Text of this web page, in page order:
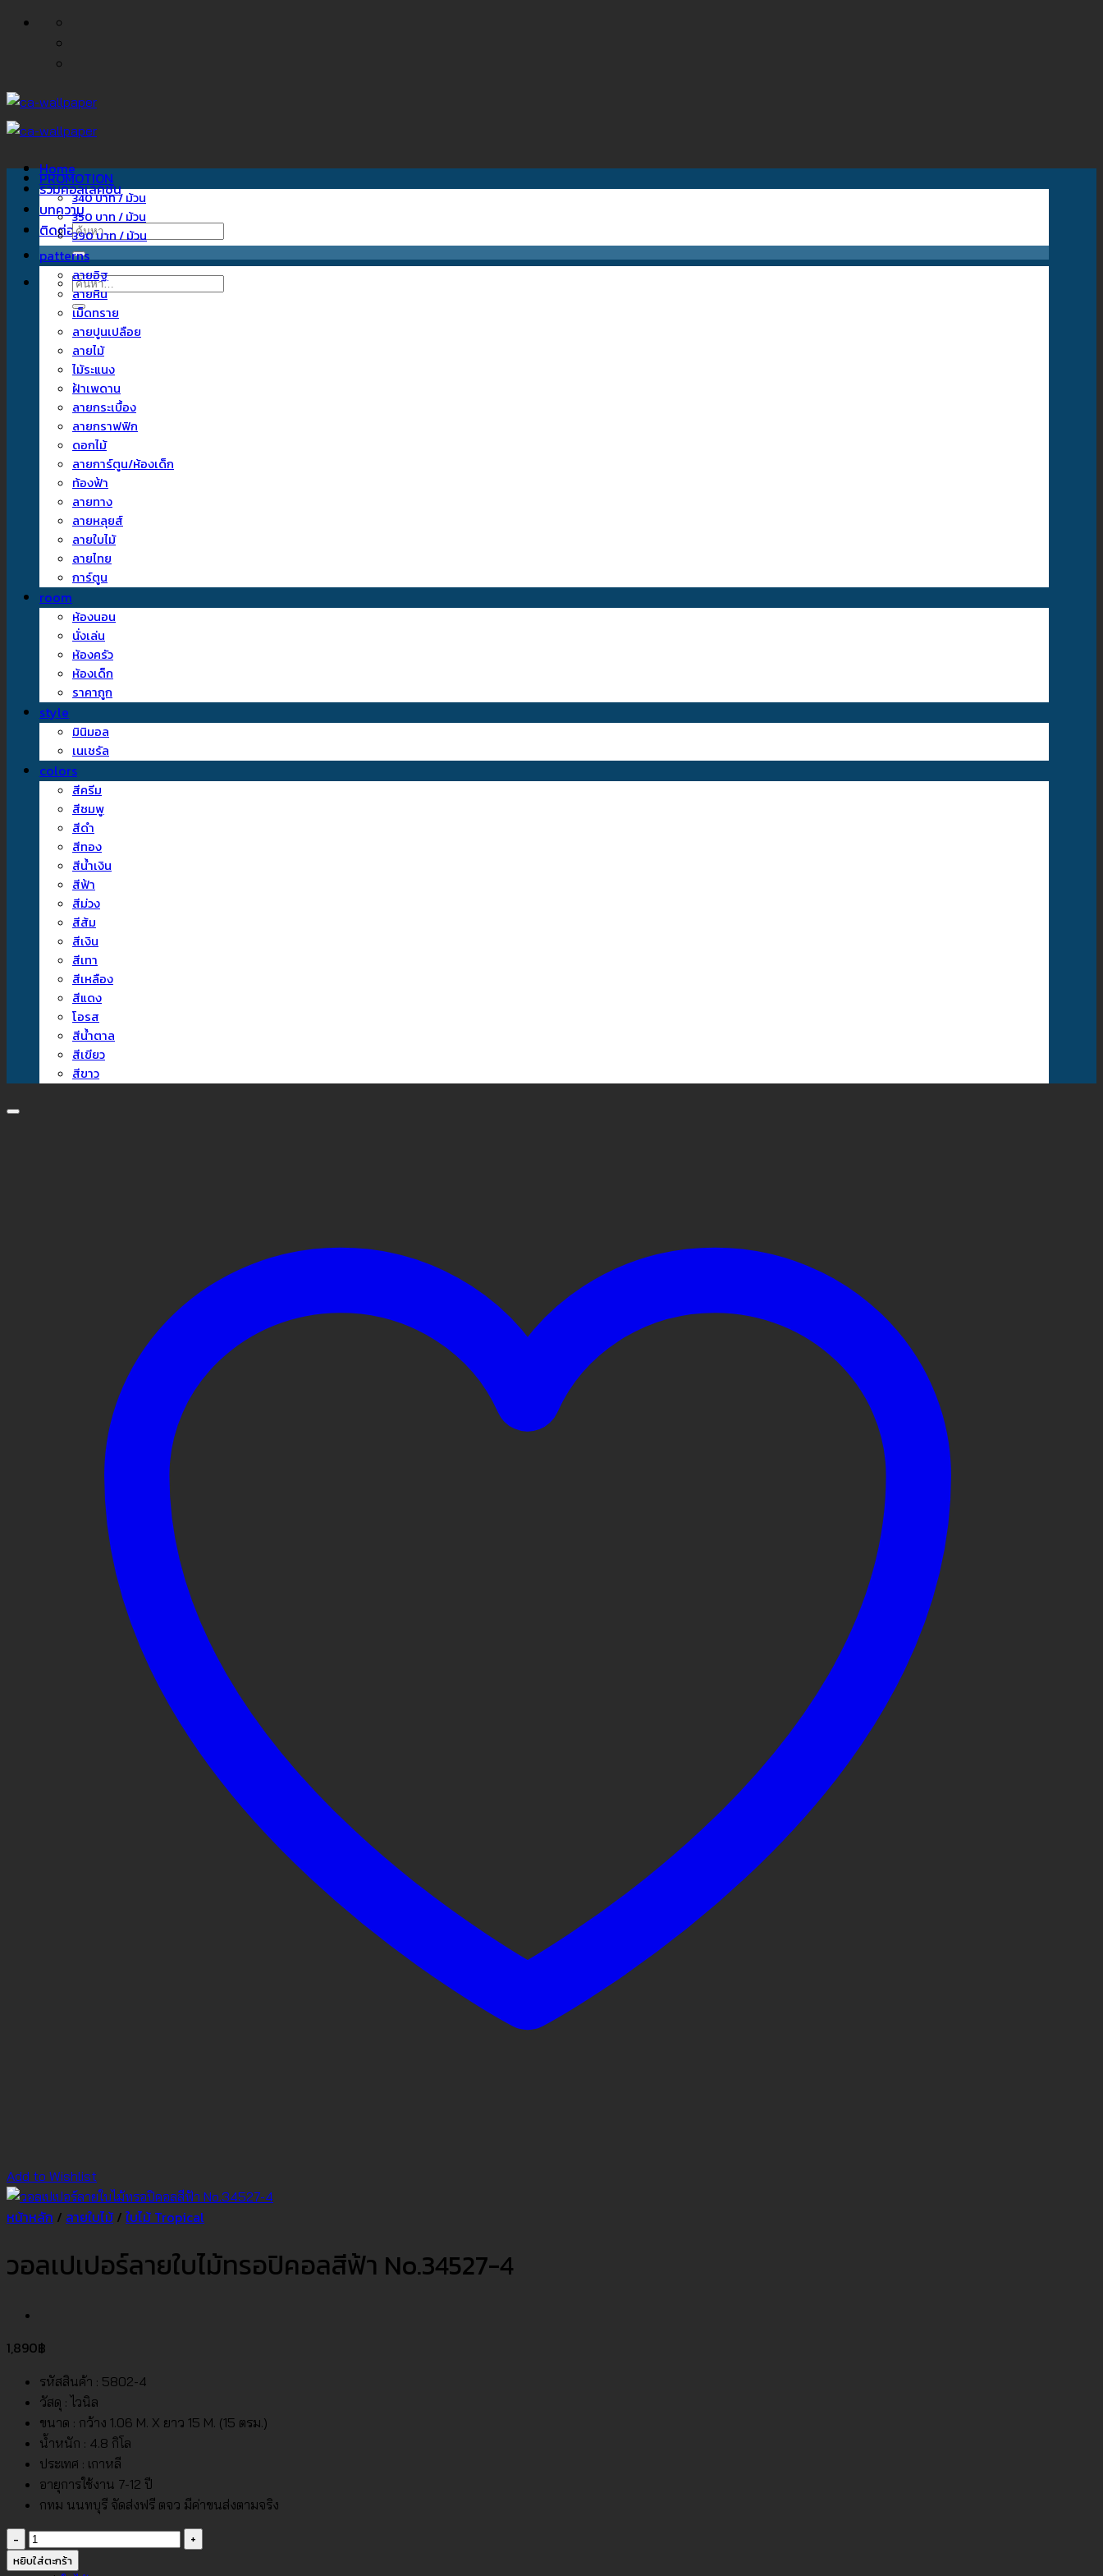
ข้าม
Home
รวมคอลเลคชั่น
บทความ
ติดต่อเรา
ค้นหา:
ค้นหา:
PROMOTION
340 บาท / ม้วน
350 บาท / ม้วน
390 บาท / ม้วน
patterns
ลายอิฐ
ลายหิน
เม็ดทราย
ลายปูนเปลือย
ลายไม้
ไม้ระแนง
ฝ้าเพดาน
ลายกระเบื้อง
ลายกราฟฟิก
ดอกไม้
ลายการ์ตูน/ห้องเด็ก
ท้องฟ้า
ลายทาง
ลายหลุยส์
ลายใบไม้
ลายไทย
การ์ตูน
room
ห้องนอน
นั่งเล่น
ห้องครัว
ห้องเด็ก
ราคาถูก
style
มินิมอล
เนเชรัล
colors
สีครีม
สีชมพู
สีดำ
สีทอง
สีน้ำเงิน
สีฟ้า
สีม่วง
สีส้ม
สีเงิน
สีเทา
สีเหลือง
สีแดง
โอรส
สีน้ำตาล
สีเขียว
สีขาว
Add to Wishlist
หน้าหลัก / ลายใบไม้ / ใบไม้ Tropical
วอลเปเปอร์ลายใบไม้ทรอปิคอลสีฟ้า No.34527-4
1,890฿
รหัสสินค้า : 5802-4
วัสดุ : ไวนิล
ขนาด : กว้าง 1.06 M. X ยาว 15 M. (15 ตรม.)
น้ำหนัก : 4.8 กิโล
ประเทศ : เกาหลี
อายุการใช้งาน 7-12 ปี
กทม นนทบุรี จัดส่งฟรี ตจว มีค่าขนส่งตามจริง
จำนวน
วอลเปเปอร์
หยิบใส่ตะกร้า